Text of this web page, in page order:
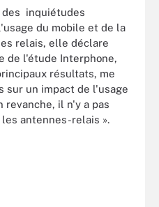
des inquiétudes
du mobile et de la
relais, elle déclare
de l'étude Interphone,
résultats, me
sur un impact de l'usage
revanche, il n'y a pas
antennes-relais ».